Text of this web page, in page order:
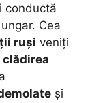
conductă
Cea
ruși veniți
clădirea
și